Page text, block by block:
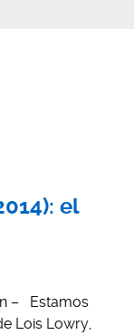
el
– Estamos
Lois Lowry,